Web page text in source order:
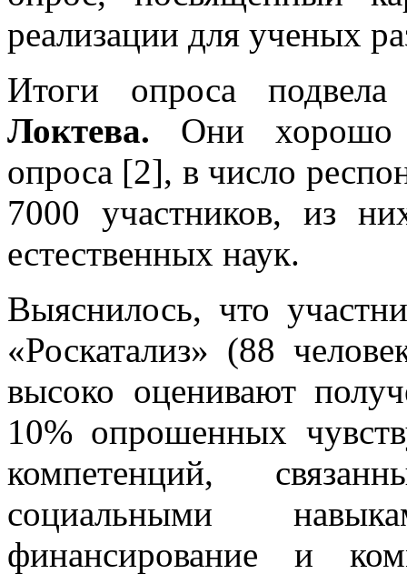
реализации для ученых
Итоги опроса
Локтева. Они хорошо
опроса [2], в число
7000 участников, из
естественных наук.
Выяснилось, что
«Роскатализ» (88
высоко оценивают
10% опрошенных
компетенций,
социальными
финансирование и